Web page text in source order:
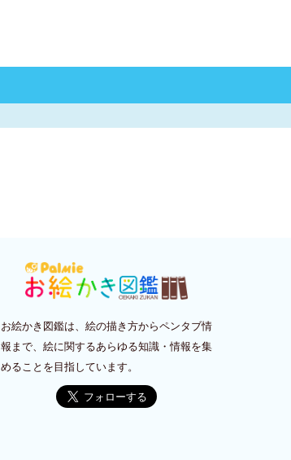
お絵かき図鑑は、絵の描き方からペンタブ情
報まで、絵に関するあらゆる知識・情報を集
めることを目指しています。